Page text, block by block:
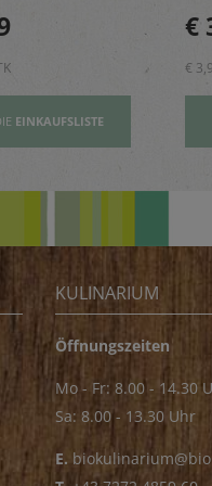
EINKAUFSLISTE
&
€
€
KULINARIUM
Öffnungszeiten
Mo - Fr: 8.00 - 14.30
Sa: 8.00 - 13.30 Uhr
E.